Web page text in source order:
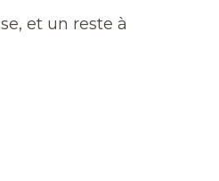
et un reste à